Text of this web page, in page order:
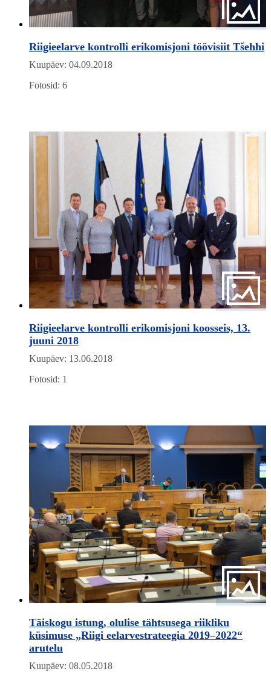
Riigieelarve kontrolli erikomisjoni töövisiit Tšehhi
Kuupäev: 04.09.2018
Fotosid: 6
Riigieelarve kontrolli erikomisjoni koosseis, 13.
juuni 2018
Kuupäev: 13.06.2018
Fotosid: 1
Täiskogu istung, olulise tähtsusega riikliku
küsimuse „Riigi eelarvestrateegia 2019–2022“
arutelu
Kuupäev: 08.05.2018